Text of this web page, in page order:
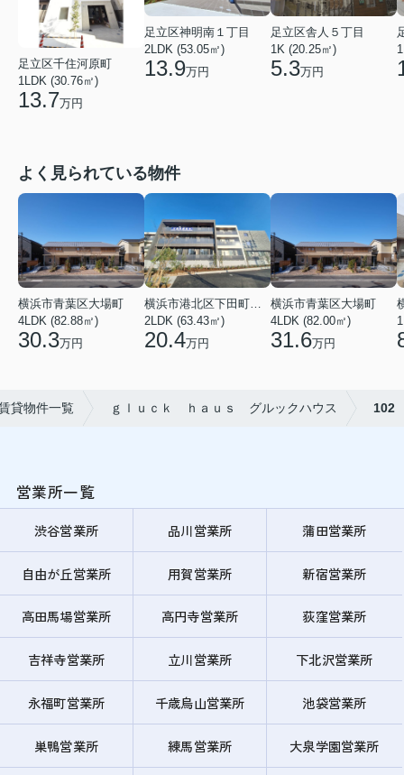
足立区千住河原町
1LDK (30.76㎡)
13.7万円
足立区神明南１丁目
2LDK (53.05㎡)
13.9万円
足立区舎人５丁目
1K (20.25㎡)
5.3万円
よく見られている物件
横浜市青葉区大場町
4LDK (82.88㎡)
30.3万円
横浜市港北区下田町２丁目
2LDK (63.43㎡)
20.4万円
横浜市青葉区大場町
4LDK (82.00㎡)
31.6万円
貸物件一覧 ｇｌｕｃｋ ｈａｕｓ グルックハウス 102
営業所一覧
渋谷営業所 品川営業所 蒲田営業所
自由が丘営業所 用賀営業所 新宿営業所
高田馬場営業所 高円寺営業所 荻窪営業所
吉祥寺営業所 立川営業所 下北沢営業所
永福町営業所 千歳烏山営業所 池袋営業所
巣鴨営業所 練馬営業所 大泉学園営業所